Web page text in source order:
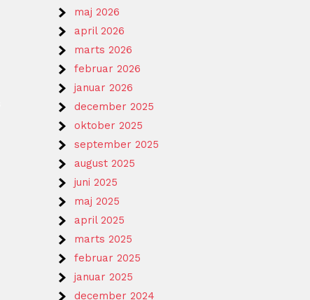
maj 2026
april 2026
marts 2026
februar 2026
januar 2026
december 2025
oktober 2025
september 2025
august 2025
juni 2025
maj 2025
april 2025
marts 2025
februar 2025
januar 2025
december 2024